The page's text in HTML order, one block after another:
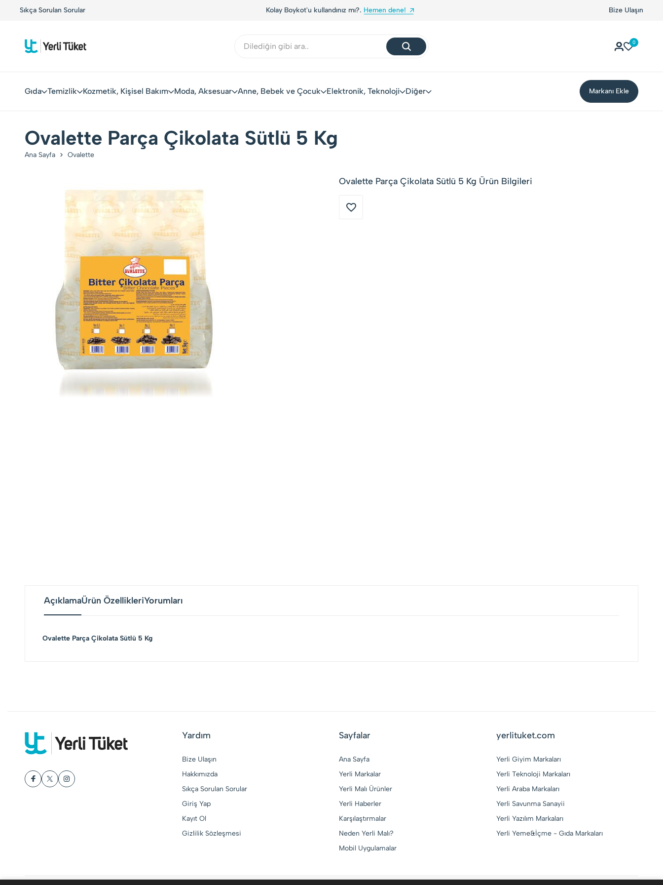
Sıkça Sorulan SorularYerli Tüketiciler, Yerli Markalarla Buluşuyor! Kolay Boykot'u kullandınız mı?.Hemen dene! Bize Ulaşın
0
Gıda Temizlik Kozmetik, Kişisel Bakım Moda, Aksesuar Anne, Bebek ve Çocuk Elektronik, Teknoloji Diğer Markanı Ekle
Ovalette Parça Çikolata Sütlü 5 Kg
Ana Sayfa Ovalette
Ovalette Parça Çikolata Sütlü 5 Kg Ürün Bilgileri
AçıklamaÜrün ÖzellikleriYorumları
Ovalette Parça Çikolata Sütlü 5 Kg
Yardım
Bize Ulaşın
Hakkımızda
Sıkça Sorulan Sorular
Giriş Yap
Kayıt Ol
Gizlilik Sözleşmesi
Sayfalar
Ana Sayfa
Yerli Markalar
Yerli Malı Ürünler
Yerli Haberler
Karşılaştırmalar
Neden Yerli Malı?
Mobil Uygulamalar
yerlituket.com
Yerli Giyim Markaları
Yerli Teknoloji Markaları
Yerli Araba Markaları
Yerli Savunma Sanayii
Yerli Yazılım Markaları
Yerli Yeme&İçme - Gıda Markaları